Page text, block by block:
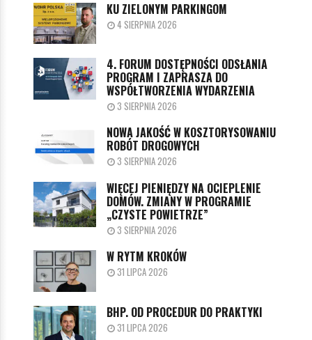
KU ZIELONYM PARKINGOM
4 SIERPNIA 2026
4. FORUM DOSTĘPNOŚCI ODSŁANIA
PROGRAM I ZAPRASZA DO
WSPÓŁTWORZENIA WYDARZENIA
3 SIERPNIA 2026
NOWA JAKOŚĆ W KOSZTORYSOWANIU
ROBÓT DROGOWYCH
3 SIERPNIA 2026
WIĘCEJ PIENIĘDZY NA OCIEPLENIE
DOMÓW. ZMIANY W PROGRAMIE
„CZYSTE POWIETRZE”
3 SIERPNIA 2026
W RYTM KROKÓW
31 LIPCA 2026
BHP. OD PROCEDUR DO PRAKTYKI
31 LIPCA 2026